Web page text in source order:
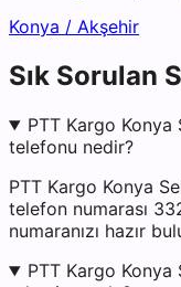
Konya / Akşehir
Sık Sorulan
PTT Kargo
telefonu nedir?
PTT Kargo Konya
telefon numarası
numaranızı hazır
PTT Kargo